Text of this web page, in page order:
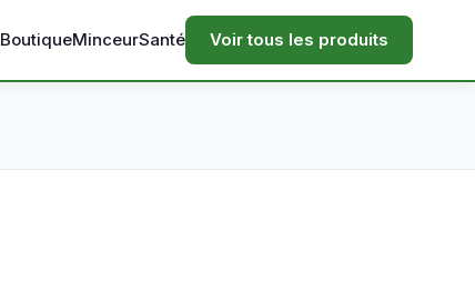
BoutiqueMinceurSanté Voir tous les produits